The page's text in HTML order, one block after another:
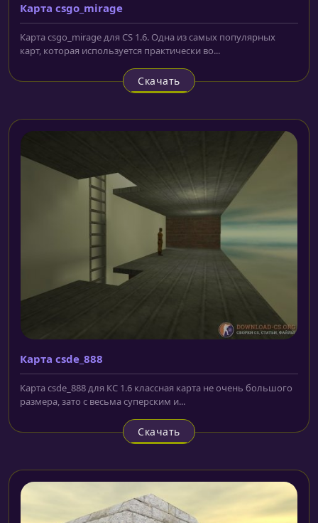
Карта csgo_mirage
Карта csgo_mirage для CS 1.6. Одна из самых популярных
карт, которая используется практически во...
Скачать
Карта csde_888
Карта csde_888 для КС 1.6 классная карта не очень большого
размера, зато с весьма суперским и...
Скачать